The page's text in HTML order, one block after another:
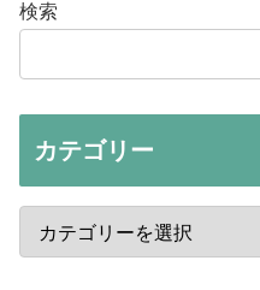
検索
カテゴリー